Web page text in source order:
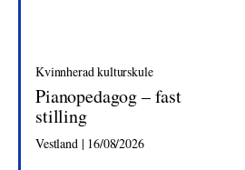
Kvinnherad kulturskule
Pianopedagog – fast
stilling
Vestland | 16/08/2026